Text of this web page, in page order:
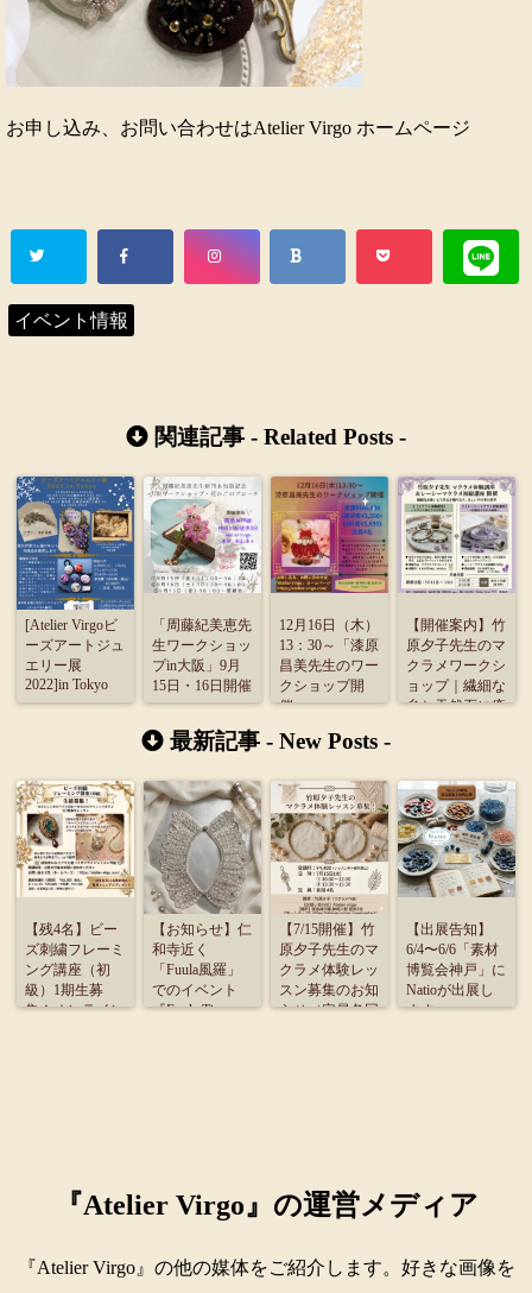
お申し込み、お問い合わせはAtelier Virgo ホームページ
イベント情報
関連記事 - Related Posts -
[Atelier Virgoビ
ーズアートジュ
エリー展
2022]in Tokyo
「周藤紀美恵先
生ワークショッ
プin大阪」9月
15日・16日開催
12月16日（木）
13：30～「漆原
昌美先生のワー
クショップ開
催」
【開催案内】竹
原夕子先生のマ
クラメワークシ
ョップ｜繊細な
糸と天然石に癒
最新記事 - New Posts -
【残4名】ビー
ズ刺繍フレーミ
ング講座（初
級）1期生募
集！オンライン
【お知らせ】仁
和寺近く
「Fuula風羅」
でのイベント
『Fuula Time』
【7/15開催】竹
原夕子先生のマ
クラメ体験レッ
スン募集のお知
らせ（定員各回
【出展告知】
6/4〜6/6「素材
博覧会神戸」に
Natioが出展し
ます
『Atelier Virgo』の運営メディア
『Atelier Virgo』の他の媒体をご紹介します。好きな画像を